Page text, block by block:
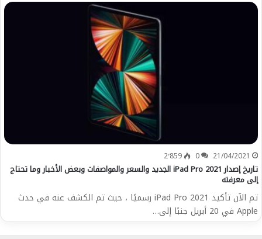
21/04/2021
0 2٬859
تاريخ إصدار iPad Pro 2021 الجديد والسعر والمواصفات وبعض الأخبار وما تحتاج
إلى معرفته
تم الآن تأكيد iPad Pro 2021 رسميًا ، حيث تم الكشف عنه في حدث
Apple في 20 أبريل جنبًا إلى…